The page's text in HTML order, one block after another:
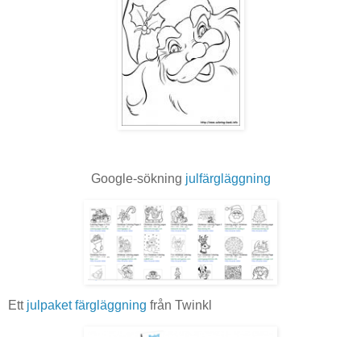
Google-sökning julfärgläggning
Ett julpaket färgläggning från Twinkl